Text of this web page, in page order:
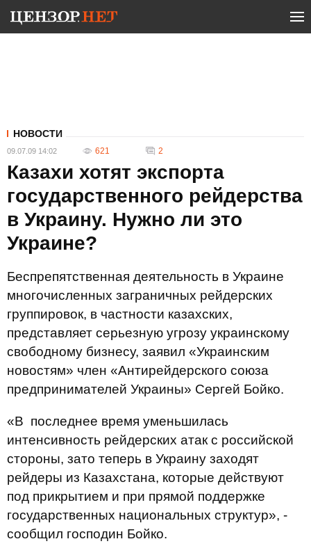
НОВОСТИ
09.07.09 14:02 621 2
Казахи хотят экспорта
государственного рейдерства
в Украину. Нужно ли это
Украине?
Беспрепятственная деятельность в Украине
многочисленных заграничных рейдерских
группировок, в частности казахских,
представляет серьезную угрозу украинскому
свободному бизнесу, заявил «Украинским
новостям» член «Антирейдерского союза
предпринимателей Украины» Сергей Бойко.
«В последнее время уменьшилась
интенсивность рейдерских атак с российской
стороны, зато теперь в Украину заходят
рейдеры из Казахстана, которые действуют
под прикрытием и при прямой поддержке
государственных национальных структур», -
сообщил господин Бойко.